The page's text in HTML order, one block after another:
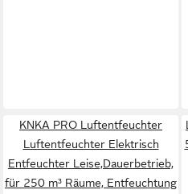
KNKA PRO Luftentfeuchter
Luftentfeuchter Elektrisch
Entfeuchter Leise,Dauerbetrieb,
für 250 m³ Räume, Entfeuchtung